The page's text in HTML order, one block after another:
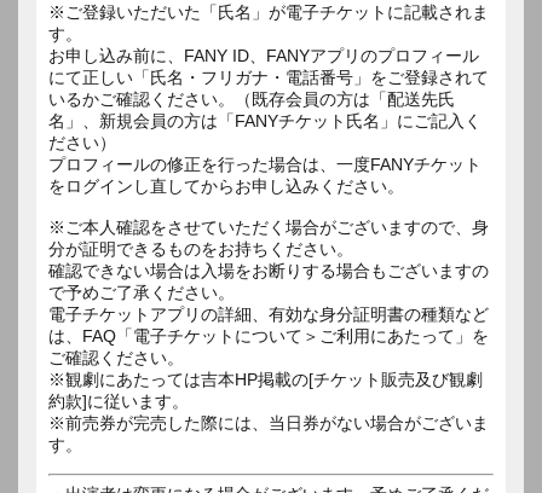
※ご登録いただいた「氏名」が電子チケットに記載されま
す。
お申し込み前に、FANY ID、FANYアプリのプロフィール
にて正しい「氏名・フリガナ・電話番号」をご登録されて
いるかご確認ください。（既存会員の方は「配送先氏
名」、新規会員の方は「FANYチケット氏名」にご記入く
ださい）
プロフィールの修正を行った場合は、一度FANYチケット
をログインし直してからお申し込みください。
※ご本人確認をさせていただく場合がございますので、身
分が証明できるものをお持ちください。
確認できない場合は入場をお断りする場合もございますの
で予めご了承ください。
電子チケットアプリの詳細、有効な身分証明書の種類など
は、FAQ「電子チケットについて＞ご利用にあたって」を
ご確認ください。
※観劇にあたっては吉本HP掲載の[チケット販売及び観劇
約款]に従います。
※前売券が完売した際には、当日券がない場合がございま
す。